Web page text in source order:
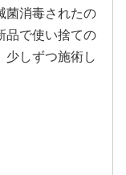
菌消毒されたの
品で使い捨ての
少しずつ施術し